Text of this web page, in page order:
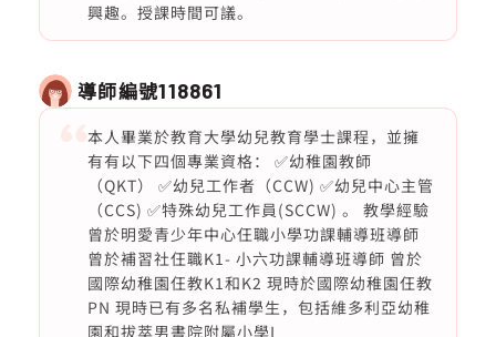
興趣。授課時間可議。
導師編號118861
本人畢業於教育大學幼兒教育學士課程，並擁
有有以下四個專業資格： ✅幼稚園教師
（QKT） ✅幼兒工作者（CCW) ✅幼兒中心主管
（CCS) ✅特殊幼兒工作員(SCCW) 。 教學經驗
曾於明愛青少年中心仼職小學功課輔導班導師
曾於補習社仼職K1- 小六功課輔導班導師 曾於
國際幼稚園仼教K1和K2 現時於國際幼稚園仼教
PN 現時已有多名私補學生，包括維多利亞幼稚
園和拔萃男書院附屬小學I